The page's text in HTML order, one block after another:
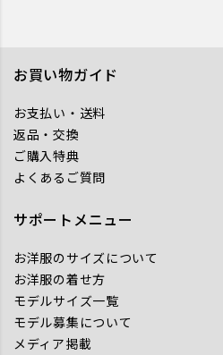
お買い物ガイド
お支払い・送料
返品・交換
ご購入特典
よくあるご質問
サポートメニュー
お洋服のサイズについて
お洋服の着せ方
モデルサイズ一覧
モデル募集について
メディア掲載